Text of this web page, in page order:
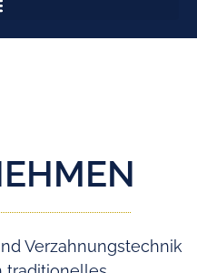
Verzahnungstechnik